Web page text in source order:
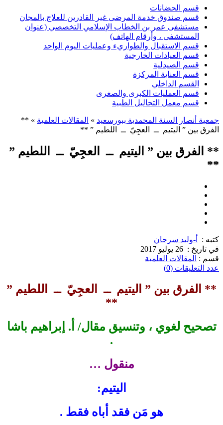
قسم الحضانات
قسم صندوق خدمة المرضى غير القادرين للعلاج بالمجان
مستشفى عمر بن الخطاب الإسلامي التخصصي (عنوان
المستشفى ، وأرقام الهاتف)
قسم الاستقبال والطواريء وعمليات اليوم الواحد
قسم العيادات الخارجية
قسم الصيدلية
قسم العناية المركزة
القسم الداخلي
قسم العمليات الكبرى والصغرى
قسم معمل التحاليل الطبية
جمعية أنصار السنة المحمدية ببورسعيد » المقالات العلمية » **
الفرق بين ” اليتيم ــ العجِيّ ــ اللطيم ” **
** الفرق بين ” اليتيم ــ العجِيّ ــ اللطيم ”
**
كتبه :
أ-وليد سرحان
في تاريخ : 26 يوليو 2017
قسم : المقالات العلمية
عدد التعليقات (0)
** الفرق بين ” اليتيم ــ العجِيّ ــ اللطيم ”
**
تصحيح لغوي ، وتنسيق مقال/ أ. إبراهيم باشا
.
منقول …
اليتيم:
هو مَن فقد أباه فقط .